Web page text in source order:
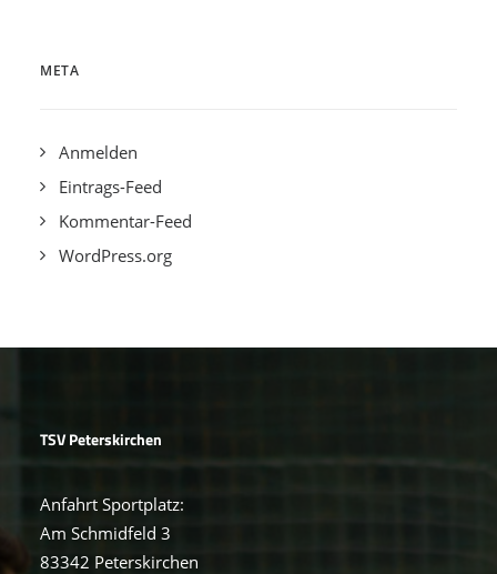
META
Anmelden
Eintrags-Feed
Kommentar-Feed
WordPress.org
TSV Peterskirchen
Anfahrt Sportplatz:
Am Schmidfeld 3
83342 Peterskirchen